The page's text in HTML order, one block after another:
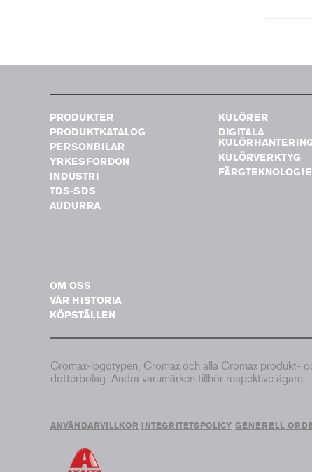
PRODUKTER
PRODUKTKATALOG
PERSONBILAR
YRKESFORDON
INDUSTRI
TDS-SDS
AUDURRA
KULÖRER
DIGITALA
KULÖRVERKTYG
OM OSS
VÅR HISTORIA
KÖPSTÄLLEN
Cromax-logotypen, Cromax och alla Cromax produkt-
dotterbolag. Andra varumärken tillhör respektive ägare.
ANVÄNDARVILLKOR INTEGRITETSPOLICY GENERELL